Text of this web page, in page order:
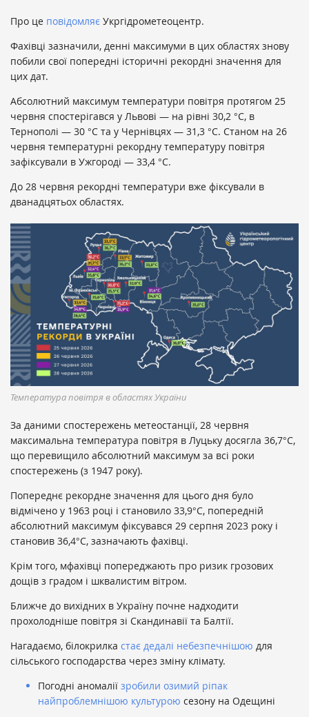
Про це повідомляє Укргідрометеоцентр.
Фахівці зазначили, денні максимуми в цих областях знову
побили свої попередні історичні рекордні значення для
цих дат.
Абсолютний максимум температури повітря протягом 25
червня спостерігався у Львові — на рівні 30,2 °C, в
Тернополі — 30 °C та у Чернівцях — 31,3 °C. Станом на 26
червня температурні рекордну температуру повітря
зафіксували в Ужгороді — 33,4 °C.
До 28 червня рекордні температури вже фіксували в
дванадцятьох областях.
Температура повітря в областях України
За даними спостережень метеостанції, 28 червня
максимальна температура повітря в Луцьку досягла 36,7°С,
що перевищило абсолютний максимум за всі роки
спостережень (з 1947 року).
Попереднє рекордне значення для цього дня було
відмічено у 1963 році і становило 33,9°С, попередній
абсолютний максимум фіксувався 29 серпня 2023 року і
становив 36,4°С, зазначають фахівці.
Крім того, мфахівці попереджають про ризик грозових
дощів з градом і шквалистим вітром.
Ближче до вихідних в Україну почне надходити
прохолодніше повітря зі Скандинавії та Балтії.
Нагадаємо, білокрилка стає дедалі небезпечнішою для
сільського господарства через зміну клімату.
Погодні аномалії зробили озимий ріпак
найпроблемнішою культурою сезону на Одещині